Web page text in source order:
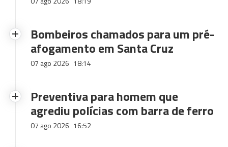
Bombeiros chamados para um pré-
afogamento em Santa Cruz
07 ago 2026 18:14
Preventiva para homem que
agrediu polícias com barra de ferro
07 ago 2026 16:52